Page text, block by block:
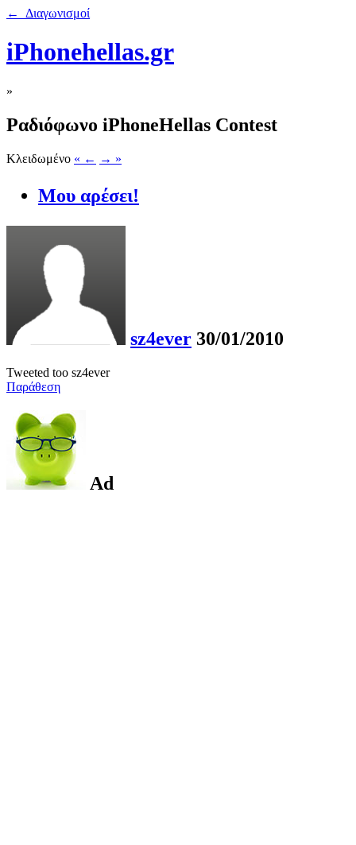
← Διαγωνισμοί
iPhonehellas.gr
»
Ραδιόφωνο iPhoneHellas Contest
Κλειδωμένο « ← → »
Μου αρέσει!
sz4ever 30/01/2010
Tweeted too sz4ever
Παράθεση
Ad